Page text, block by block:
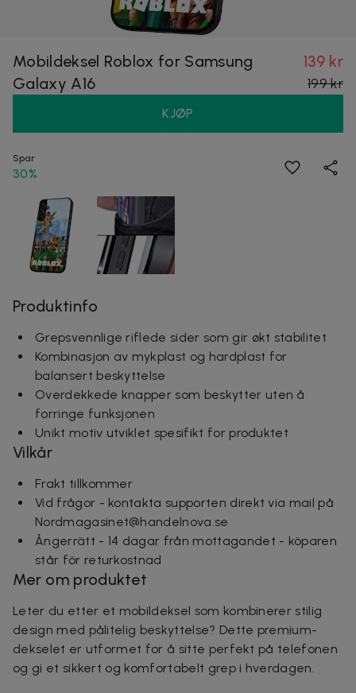
Mobildeksel Roblox for Samsung
Galaxy A16
139 kr
199 kr
KJØP
Spar
30%
Produktinfo
Grepsvennlige riflede sider som gir økt stabilitet
Kombinasjon av mykplast og hardplast for
balansert beskyttelse
Overdekkede knapper som beskytter uten å
forringe funksjonen
Unikt motiv utviklet spesifikt for produktet
Vilkår
Frakt tillkommer
Vid frågor - kontakta supporten direkt via mail på
Nordmagasinet@handelnova.se
Ångerrätt - 14 dagar från mottagandet - köparen
står för returkostnad
Mer om produktet
Leter du etter et mobildeksel som kombinerer stilig
design med pålitelig beskyttelse? Dette premium-
dekselet er utformet for å sitte perfekt på telefonen
og gi et sikkert og komfortabelt grep i hverdagen.